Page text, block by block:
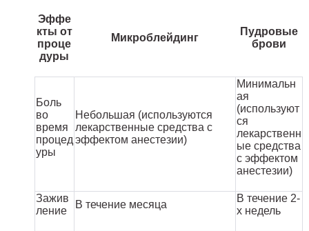
Эффе
кты от
проце
дуры
Микроблейдинг
Пудровые
брови
Боль
во
время
процед
уры
Небольшая (используются
лекарственные средства с
эффектом анестезии)
Минимальн
ая
(используют
ся
лекарственн
ые средства
с эффектом
анестезии)
Зажив
ление
В течение месяца
В течение 2-
х недель